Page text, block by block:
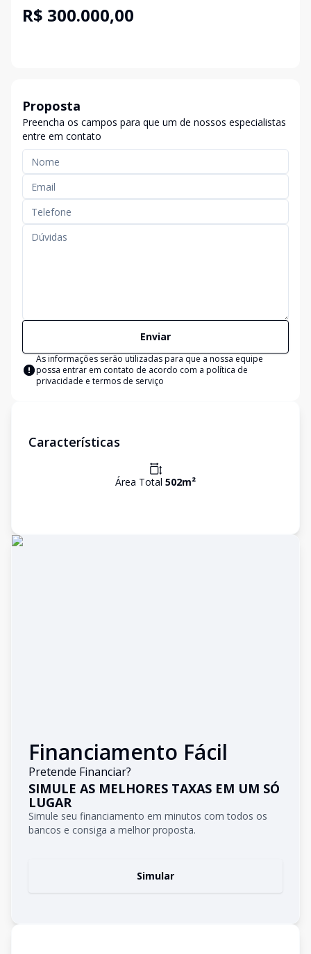
R$ 300.000,00
Proposta
Preencha os campos para que um de nossos especialistas
entre em contato
Enviar
As informações serão utilizadas para que a nossa equipe
possa entrar em contato de acordo com a política de
privacidade e termos de serviço
Características
Área Total 502m²
Financiamento Fácil
Pretende Financiar?
SIMULE AS MELHORES TAXAS EM UM SÓ
LUGAR
Simule seu financiamento em minutos com todos os
bancos e consiga a melhor proposta.
Simular